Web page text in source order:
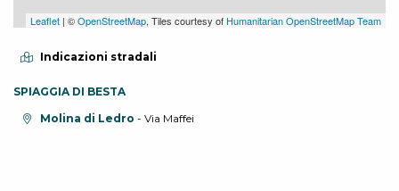
Leaflet | ©OpenStreetMap, Tiles courtesy of Humanitarian OpenStreetMap Team
Indicazioni stradali
SPIAGGIA DI BESTA
Località:Molina di Ledro - Via Maffei